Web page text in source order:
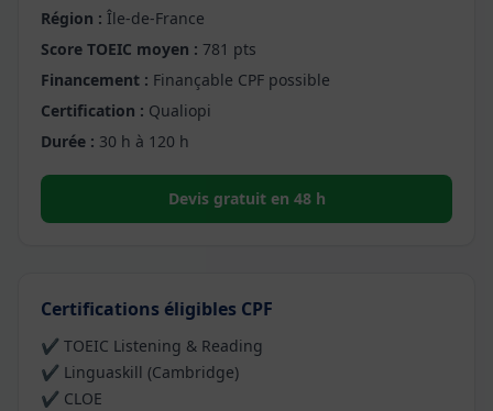
Région : Île-de-France
Score TOEIC moyen : 781 pts
Financement : Finançable CPF possible
Certification : Qualiopi
Durée : 30 h à 120 h
Devis gratuit en 48 h
Certifications éligibles CPF
✔ TOEIC Listening & Reading
✔ Linguaskill (Cambridge)
✔ CLOE